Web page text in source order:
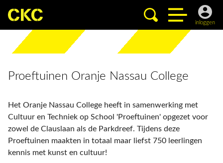
inloggen
Proeftuinen Oranje Nassau College
Het Oranje Nassau College heeft in samenwerking met
Cultuur en Techniek op School 'Proeftuinen' opgezet voor
zowel de Clauslaan als de Parkdreef. Tijdens deze
Proeftuinen maakten in totaal maar liefst 750 leerlingen
kennis met kunst en cultuur!